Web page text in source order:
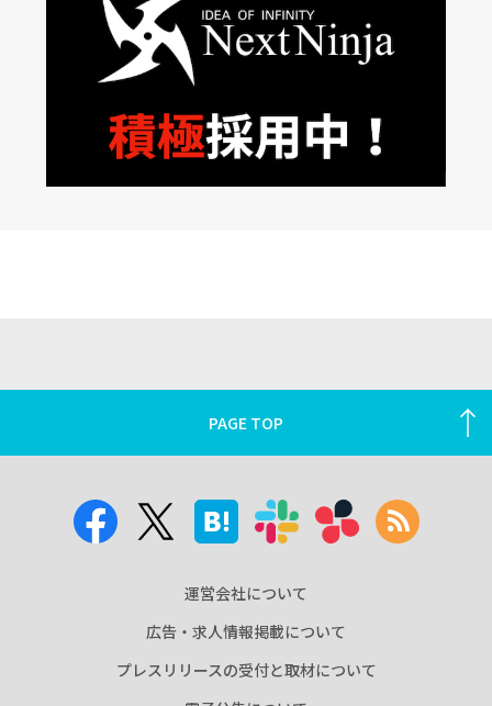
PAGE TOP
運営会社について
広告・求人情報掲載について
プレスリリースの受付と取材について